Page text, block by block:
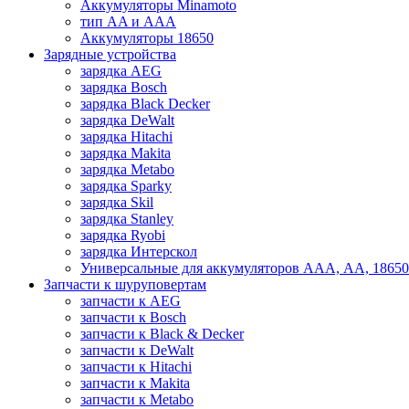
Аккумуляторы Minamoto
тип AA и AAA
Аккумуляторы 18650
Зарядные устройства
зарядка AEG
зарядка Bosch
зарядка Black Decker
зарядка DeWalt
зарядка Hitachi
зарядка Makita
зарядка Metabo
зарядка Sparky
зарядка Skil
зарядка Stanley
зарядка Ryobi
зарядка Интерскол
Универсальные для аккумуляторов ААА, АА,
Запчасти к шуруповертам
запчасти к AEG
запчасти к Bosch
запчасти к Black & Decker
запчасти к DeWalt
запчасти к Hitachi
запчасти к Makita
запчасти к Metabo